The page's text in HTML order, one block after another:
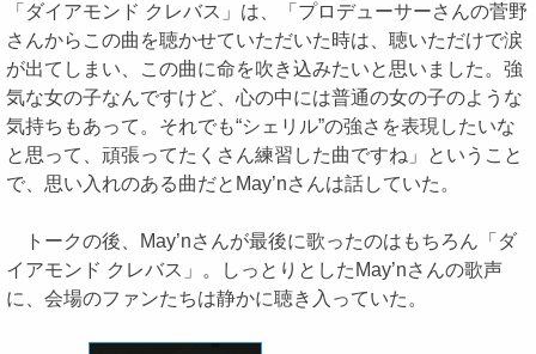
「ダイアモンド クレバス」は、「プロデューサーさんの菅野
さんからこの曲を聴かせていただいた時は、聴いただけで涙
が出てしまい、この曲に命を吹き込みたいと思いました。強
気な女の子なんですけど、心の中には普通の女の子のような
気持ちもあって。それでも“シェリル”の強さを表現したいな
と思って、頑張ってたくさん練習した曲ですね」ということ
で、思い入れのある曲だとMay’nさんは話していた。
トークの後、May’nさんが最後に歌ったのはもちろん「ダ
イアモンド クレバス」。しっとりとしたMay’nさんの歌声
に、会場のファンたちは静かに聴き入っていた。